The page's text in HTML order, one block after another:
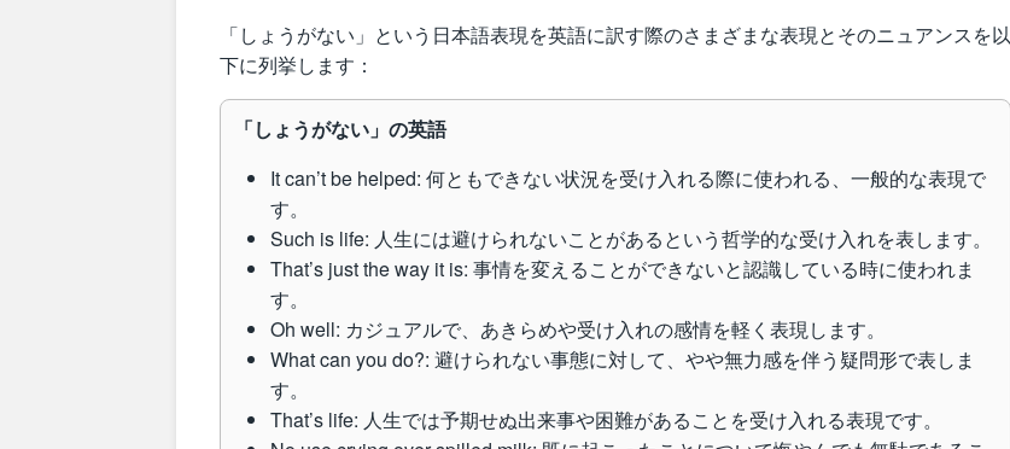
「しょうがない」という日本語表現を英語に訳す際のさまざまな表現とそのニュアンスを以
下に列挙します：
「しょうがない」の英語
It can’t be helped: 何ともできない状況を受け入れる際に使われる、一般的な表現で
す。
Such is life: 人生には避けられないことがあるという哲学的な受け入れを表します。
That’s just the way it is: 事情を変えることができないと認識している時に使われま
す。
Oh well: カジュアルで、あきらめや受け入れの感情を軽く表現します。
What can you do?: 避けられない事態に対して、やや無力感を伴う疑問形で表しま
す。
That’s life: 人生では予期せぬ出来事や困難があることを受け入れる表現です。